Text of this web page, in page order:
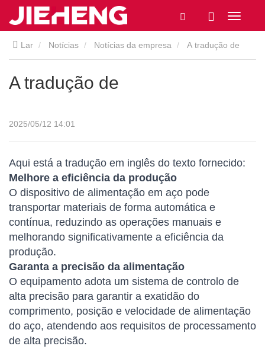
Lar Notícias Notícias da empresa A tradução de
A tradução de
2025/05/12 14:01
Aqui está a tradução em inglês do texto fornecido:
Melhore a eficiência da produção
O dispositivo de alimentação em aço pode
transportar materiais de forma automática e
contínua, reduzindo as operações manuais e
melhorando significativamente a eficiência da
produção.
Garanta a precisão da alimentação
O equipamento adota um sistema de controlo de
alta precisão para garantir a exatidão do
comprimento, posição e velocidade de alimentação
do aço, atendendo aos requisitos de processamento
de alta precisão.